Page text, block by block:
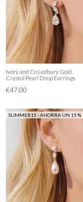
Ivory and Co Ledbury Gold
Crystal Pearl Drop Earrings
€47.00
SUMMER15 - AHORRA UN 15 %